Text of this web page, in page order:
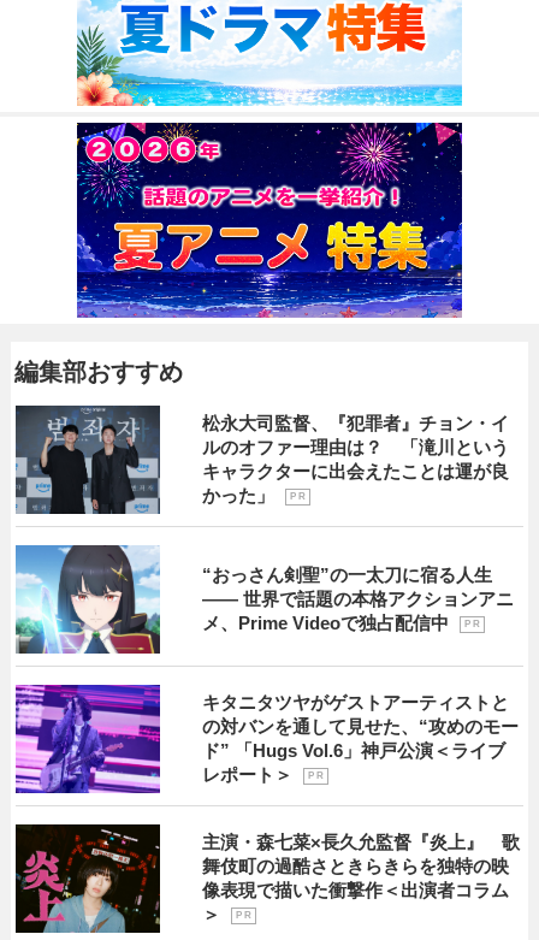
編集部おすすめ
松永大司監督、『犯罪者』チョン・イ
ルのオファー理由は？ 「滝川という
キャラクターに出会えたことは運が良
かった」
P R
“おっさん剣聖”の一太刀に宿る人生
―― 世界で話題の本格アクションアニ
メ、Prime Videoで独占配信中
P R
キタニタツヤがゲストアーティストと
の対バンを通して見せた、“攻めのモー
ド” 「Hugs Vol.6」神戸公演＜ライブ
レポート＞
P R
主演・森七菜×長久允監督『炎上』 歌
舞伎町の過酷さときらきらを独特の映
像表現で描いた衝撃作＜出演者コラム
＞
P R